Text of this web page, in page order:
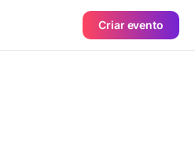
Criar evento